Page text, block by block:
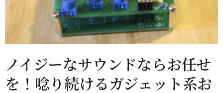
ノイジーなサウンドならお任せ
を！唸り続けるガジェット系お